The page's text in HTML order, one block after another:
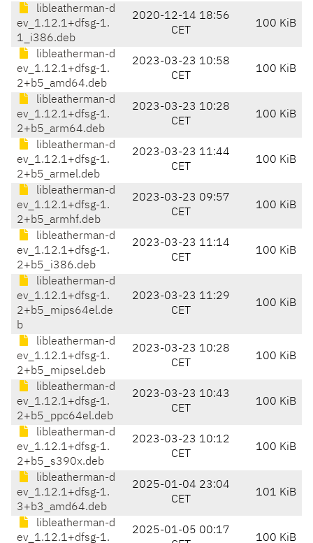
libleatherman-d
ev_1.12.1+dfsg-1.
1_i386.deb
2020-12-14 18:56
CET
100 KiB
libleatherman-d
ev_1.12.1+dfsg-1.
2+b5_amd64.deb
2023-03-23 10:58
CET
100 KiB
libleatherman-d
ev_1.12.1+dfsg-1.
2+b5_arm64.deb
2023-03-23 10:28
CET
100 KiB
libleatherman-d
ev_1.12.1+dfsg-1.
2+b5_armel.deb
2023-03-23 11:44
CET
100 KiB
libleatherman-d
ev_1.12.1+dfsg-1.
2+b5_armhf.deb
2023-03-23 09:57
CET
100 KiB
libleatherman-d
ev_1.12.1+dfsg-1.
2+b5_i386.deb
2023-03-23 11:14
CET
100 KiB
libleatherman-d
ev_1.12.1+dfsg-1.
2+b5_mips64el.de
b
2023-03-23 11:29
CET
100 KiB
libleatherman-d
ev_1.12.1+dfsg-1.
2+b5_mipsel.deb
2023-03-23 10:28
CET
100 KiB
libleatherman-d
ev_1.12.1+dfsg-1.
2+b5_ppc64el.deb
2023-03-23 10:43
CET
100 KiB
libleatherman-d
ev_1.12.1+dfsg-1.
2+b5_s390x.deb
2023-03-23 10:12
CET
100 KiB
libleatherman-d
ev_1.12.1+dfsg-1.
3+b3_amd64.deb
2025-01-04 23:04
CET
101 KiB
libleatherman-d
ev_1.12.1+dfsg-1.
2025-01-05 00:17
100 KiB